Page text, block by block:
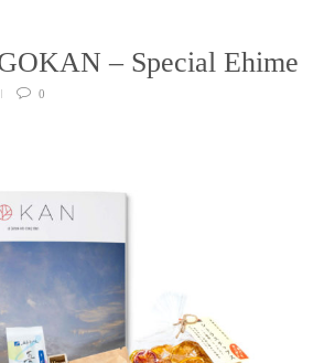
– Special Ehime
0